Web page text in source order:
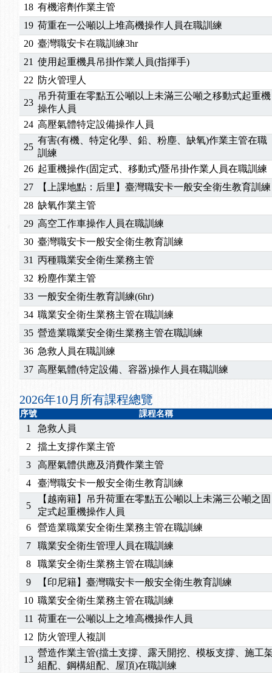
2025/01/21「高壓氣體製造安全主任」、「隧道等襯砌作業主
訓測驗
2025/01/15【線上課程】碳中和核心職能系列課程資訊
2026/07/15【免費研習】115年製造業危害預防職場安衛法令
2026/07/08【中心公告】因應颱風來襲，若遇停班停課消息 補
2026/05/06【產業人才投資】06/03-06/08堆高機課程，政府出
2026/04/24【製程安全評估人員】開課囉
2025/11/11 【中心公告】颱風假11/12停班停課
2025/11/10【中心公告】因應颱風來襲，若遇停班停課消息 補
2025/10/30【進修課程】2026年，課程意見蒐集~
2025/08/20【進修課程】SDS格式百百種？專業講師帶您判斷
2025/08/12【中心公告】因應颱風來襲，若遇停班停課消息 補
2025/07/06【中心公告】颱風假114/07/07停班停課
2025/06/06【進修課程】～～前導課程看這邊推出囉～～
2025/05/29【進修課程】前導課程推出公告！
2025/04/28【進修課程】要怎麼進修自我？課程百百種選擇好
2025/01/21「高壓氣體製造安全主任」、「隧道等襯砌作業主
訓測驗
2025/01/15【線上課程】碳中和核心職能系列課程資訊
2026/07/15【免費研習】115年製造業危害預防職場安衛法令
2026/07/08【中心公告】因應颱風來襲，若遇停班停課消息 補
2026/05/06【產業人才投資】06/03-06/08堆高機課程，政府出
2026/04/24【製程安全評估人員】開課囉
2025/11/11【中心公告】颱風假11/12停班停課
2025/11/10【中心公告】因應颱風來襲，若遇停班停課消息 補
2025/10/30【進修課程】2026年，課程意見蒐集~
2025/08/20【進修課程】SDS格式百百種？專業講師帶您判斷
2025/07/06【中心公告】颱風假114/07/07停班停課
2025/06/06【進修課程】～～前導課程看這邊推出囉～～
2025/05/29
2025/04/28 【進修課程】要怎麼進修自我？課程百百種選擇好
2025/01/21「高壓氣體製造安全主任」、「隧道等襯砌作業主
訓測驗
2025/01/15【線上課程】碳中和核心職能系列課程資訊
18 有機溶劑作業主管
19 荷重在一公噸以上堆高機操作人員在職訓練
20 臺灣職安卡在職訓練3hr
21 使用起重機具吊掛作業人員(指揮手)
22 防火管理人
23
吊升荷重在零點五公噸以上未滿三公噸之移動式起重機
操作人員
24 高壓氣體特定設備操作人員
25
有害(有機、特定化學、鉛、粉塵、缺氧)作業主管在職
訓練
26 起重機操作(固定式、移動式)暨吊掛作業人員在職訓練
27
【上課地點：后里】臺灣職安卡一般安全衛生教育訓練
28 缺氧作業主管
29 高空工作車操作人員在職訓練
30 臺灣職安卡一般安全衛生教育訓練
31 丙種職業安全衛生業務主管
32 粉塵作業主管
33 一般安全衛生教育訓練(6hr)
34 職業安全衛生業務主管在職訓練
35 營造業職業安全衛生業務主管在職訓練
36 急救人員在職訓練
37 高壓氣體(特定設備、容器)操作人員在職訓練
2026年10月所有課程總覽
序號 課程名稱
1
急救人員
2
擋土支撐作業主管
3
高壓氣體供應及消費作業主管
4
臺灣職安卡一般安全衛生教育訓練
5
【越南籍】吊升荷重在零點五公噸以上未滿三公噸之固
定式起重機操作人員
6
營造業職業安全衛生業務主管在職訓練
7
職業安全衛生管理人員在職訓練
8
職業安全衛生業務主管在職訓練
9
【印尼籍】臺灣職安卡一般安全衛生教育訓練
10 職業安全衛生業務主管在職訓練
11 荷重在一公噸以上之堆高機操作人員
12 防火管理人複訓
13
營造作業主管(擋土支撐、露天開挖、模板支撐、施工
組配、鋼構組配、屋頂)在職訓練